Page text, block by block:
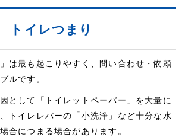
トイレつまり
は最も起こりやすく、問い合わせ・依頼
ルです。
として「トイレットペーパー」を大量に
トイレレバーの「小洗浄」など十分な水
合につまる場合があります。